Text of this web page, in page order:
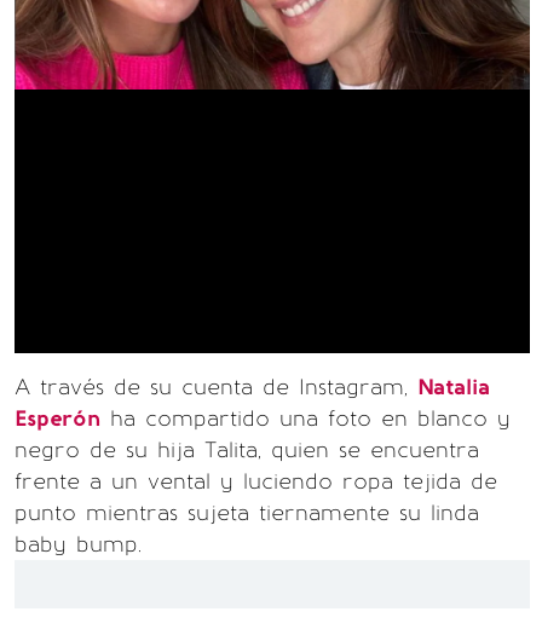
A través de su cuenta de Instagram, Natalia
Esperón ha compartido una foto en blanco y
negro de su hija Talita, quien se encuentra
frente a un vental y luciendo ropa tejida de
punto mientras sujeta tiernamente su linda
baby bump.